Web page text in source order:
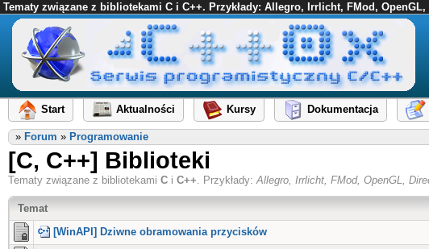
Tematy związane z bibliotekami C i C++. Przykłady: Allegro, Irrlicht, FMod,
Start Aktualności Kursy Dokumentacja
» Forum » Programowanie
[C, C++] Biblioteki
Tematy związane z bibliotekami C i C++. Przykłady:Allegro, Irrlicht, FMod, OpenGL,
Temat
[WinAPI] Dziwne obramowania przycisków